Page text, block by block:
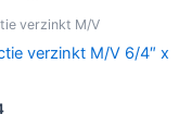
verzinkt M/V
verzinkt M/V 6/4″ x